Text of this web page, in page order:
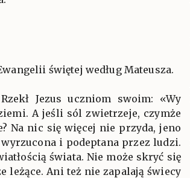
świętej według Mateusza.
Jezus uczniom swoim: «Wy
A jeśli sól zwietrzeje, czymże
Na nic się więcej nie przyda, jeno
wyrzucona i podeptana przez ludzi.
świata. Nie może skryć się
leżące. Ani też nie zapalają świecy